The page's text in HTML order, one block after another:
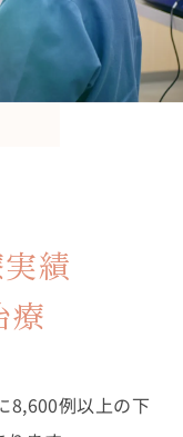
績
療
8,600例以上の下